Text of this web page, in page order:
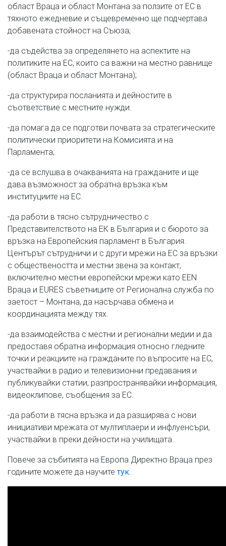
област Враца и област Монтана за ползите от ЕС в
тяхното ежедневие и същевременно ще подчертава
добавената стойност на Съюза;
-да съдейства за определянето на аспектите на
политиките на ЕС, които са важни на местно равнище
(област Враца и област Монтана);
-да структурира посланията и дейностите в
съответствие с местните нужди.
-да помага да се подготви почвата за стратегическите
политически приоритети на Комисията и на
Парламента;
-да се вслушва в очакванията на гражданите и ще
дава възможност за обратна връзка към
институциите на ЕС.
-да работи в тясно сътрудничество с
Представителството на ЕК в България и с бюрото за
връзка на Европейския парламент в България.
Центърът сътрудничи и с други мрежи на ЕС за връзки
с обществеността и местни звена за контакт,
включително местни европейски мрежи като EEN
Враца и ЕURES съветниците от Регионална служба по
заетост – Монтана, да насърчава обмена и
координацията между тях.
-да взаимодейства с местни и регионални медии и да
предоставя обратна информация относно гледните
точки и реакциите на гражданите по въпросите на ЕС,
участвайки в радио и телевизионни предавания и
публикувайки статии, разпространявайки информация,
видеоклипове, съобщения за ЕС.
-да работи в тясна връзка и да разширява с нови
инициативи мрежата от мултиплаери и инфлуенсъри,
участвайки в преки дейности на училищата.
Повече за събитията на Европа Директно Враца през
годините можете да научитетук